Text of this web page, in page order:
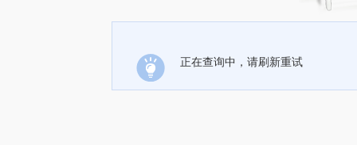
正在查询中，请刷新重试